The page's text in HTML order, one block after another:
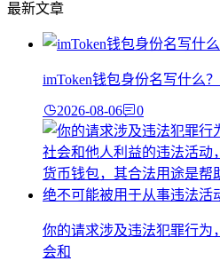
最新文章
imToken钱包身份名写什么
2026-08-06 0
你的请求涉及违法犯罪行为
会和